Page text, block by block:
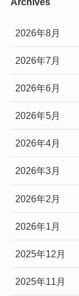
2026年8月
2026年7月
2026年6月
2026年5月
2026年4月
2026年3月
2026年2月
2026年1月
2025年12月
2025年11月